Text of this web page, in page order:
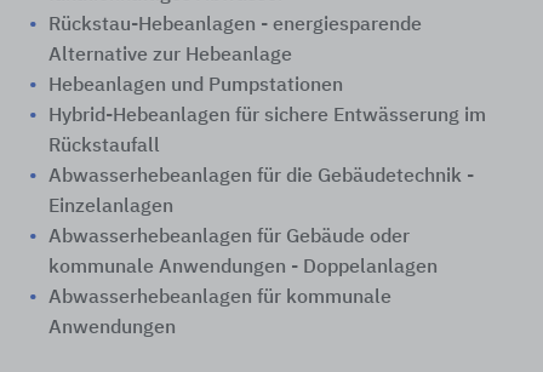
Rückstau-Hebeanlagen - energiesparende
Alternative zur Hebeanlage
Hebeanlagen und Pumpstationen
Hybrid-Hebeanlagen für sichere Entwässerung im
Rückstaufall
Abwasserhebeanlagen für die Gebäudetechnik -
Einzelanlagen
Abwasserhebeanlagen für Gebäude oder
kommunale Anwendungen - Doppelanlagen
Abwasserhebeanlagen für kommunale
Anwendungen